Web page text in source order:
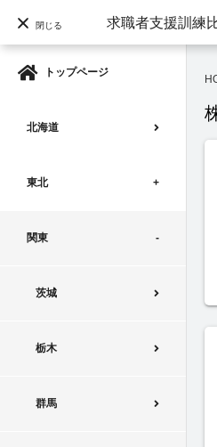
求職者支援訓練
閉じる
トップページ
北海道
東北
関東
茨城
栃木
群馬